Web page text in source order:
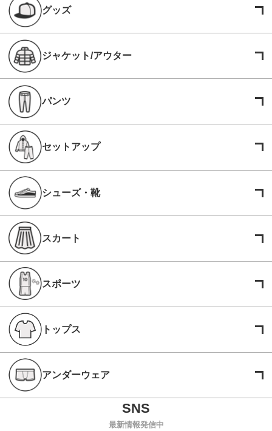
グッズ
ジャケット/アウター
パンツ
セットアップ
シューズ・靴
スカート
スポーツ
トップス
アンダーウェア
最新情報発信中